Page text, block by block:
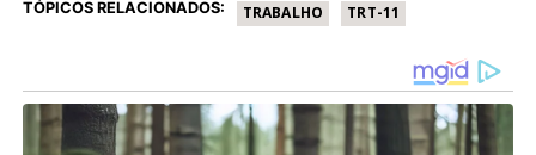
TÓPICOS RELACIONADOS: TRABALHO TRT-11